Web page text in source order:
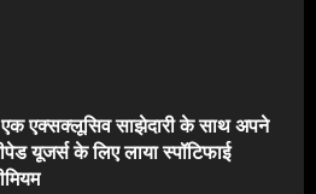
एक एक्सक्लूसिव साझेदारी के साथ अपने
यूजर्स के लिए लाया स्पॉटिफाई